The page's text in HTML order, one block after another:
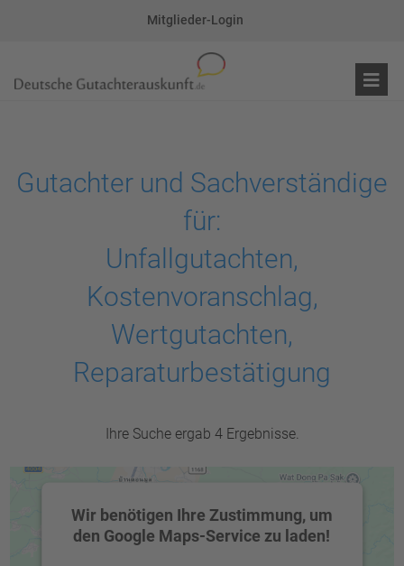
Mitglieder-Login
Gutachter und Sachverständige
für:
Unfallgutachten,
Kostenvoranschlag,
Wertgutachten,
Reparaturbestätigung
Ihre Suche ergab 4 Ergebnisse.
Wir benötigen Ihre Zustimmung, um
den Google Maps-Service zu laden!